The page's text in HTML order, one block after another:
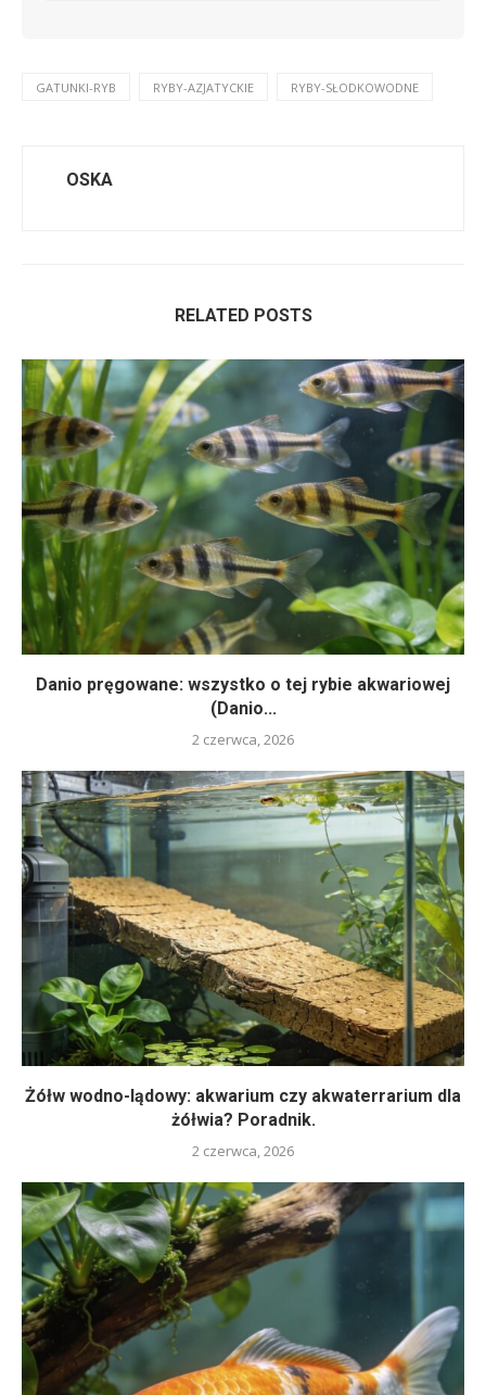
GATUNKI-RYB RYBY-AZJATYCKIE RYBY-SŁODKOWODNE
OSKA
RELATED POSTS
Danio pręgowane: wszystko o tej rybie akwariowej
(Danio...
2 czerwca, 2026
Żółw wodno-lądowy: akwarium czy akwaterrarium dla
żółwia? Poradnik.
2 czerwca, 2026